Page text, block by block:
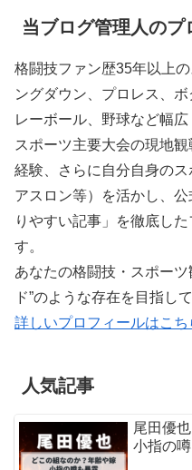
当ブログ管理人のプ
格闘技ファン歴35年以上
ングダウン、プロレス、
レーボール、野球など幅広
スポーツ主要大会の現地
経験、さらに自分自身の
アスロン等）を活かし、
りやすい記事」を徹底し
す。
あなたの格闘技・スポー
ド”のような存在を目指し
詳しいプロフィールはこち
人気記事
尾田優
小指の